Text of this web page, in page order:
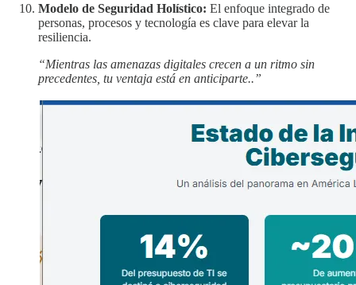
Modelo de Seguridad Holístico: El enfoque integrado de
personas, procesos y tecnología es clave para elevar la
resiliencia.
“Mientras las amenazas digitales crecen a un ritmo sin
precedentes, tu ventaja está en anticiparte..”